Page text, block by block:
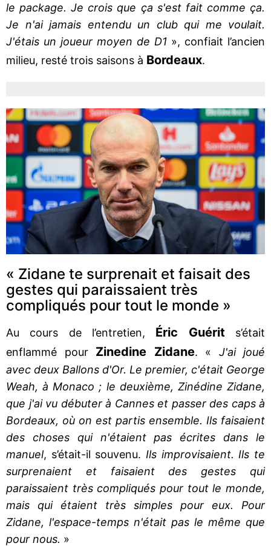
le package. Je crois que ça s'est fait comme ça.
Je n'ai jamais entendu un club qui me voulait.
J'étais un joueur moyen de D1 », confiait l’ancien
milieu, resté trois saisons à Bordeaux.
« Zidane te surprenait et faisait des
gestes qui paraissaient très
compliqués pour tout le monde »
Au cours de l’entretien, Éric Guérit s’était
enflammé pour Zinedine Zidane. « J'ai joué
avec deux Ballons d'Or. Le premier, c'était George
Weah, à Monaco ; le deuxième, Zinédine Zidane,
que j'ai vu débuter à Cannes et passer des caps à
Bordeaux, où on est partis ensemble. Ils faisaient
des choses qui n'étaient pas écrites dans le
manuel, s’était-il souvenu. Ils improvisaient. Ils te
surprenaient et faisaient des gestes qui
paraissaient très compliqués pour tout le monde,
mais qui étaient très simples pour eux. Pour
Zidane, l'espace-temps n'était pas le même que
pour nous. »